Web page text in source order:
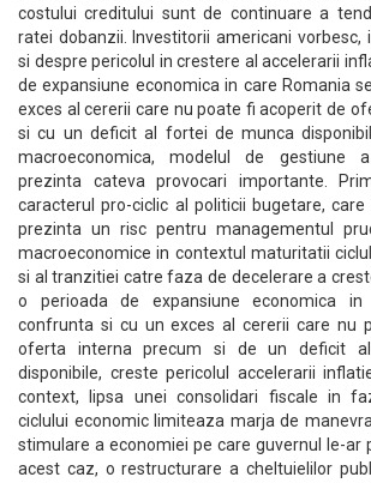
costului creditului sunt de continuare a
ratei dobanzii. Investitorii americani vorbesc,
si despre pericolul in crestere al accelerarii
de expansiune economica in care Romania
exces al cererii care nu poate fi acoperit de
si cu un deficit al fortei de munca
macroeconomica, modelul de gestiune
prezinta cateva provocari importante.
caracterul pro-ciclic al politicii bugetare,
prezinta un risc pentru managementul
macroeconomice in contextul maturitatii
si al tranzitiei catre faza de decelerare a
o perioada de expansiune economica
confrunta si cu un exces al cererii care nu
oferta interna precum si de un deficit
disponibile, creste pericolul accelerarii
context, lipsa unei consolidari fiscale in
ciclului economic limiteaza marja de
stimulare a economiei pe care guvernul le-ar
acest caz, o restructurare a cheltuielilor